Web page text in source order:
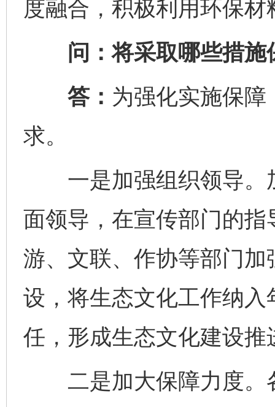
度融合，积极利用环保
问：将采取哪些措施
答： 为强化实施保
求。
一是加强组织领导。
面领导，在宣传部门的
游、文联、作协等部门
设，将生态文化工作纳
任，形成生态文化建设推
二是加大保障力度。